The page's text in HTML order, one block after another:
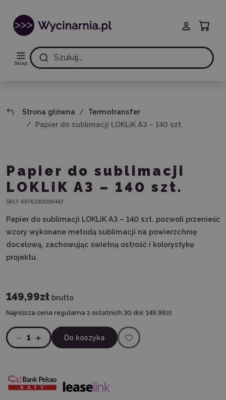
Sklep
Szukaj...
Strona główna
Termotransfer
Papier do sublimacji LOKLiK A3 – 140 szt.
Papier do sublimacji
LOKLiK A3 – 140 szt.
SKU: 6976230006447
Papier do sublimacji LOKLiK A3 – 140 szt. pozwoli przenieść
wzory wykonane metodą sublimacji na powierzchnię
docelową, zachowując świetną ostrość i kolorystykę
projektu.
149,99zł brutto
Najniższa cena regularna z ostatnich 30 dni: 149,99zł
1 Do koszyka